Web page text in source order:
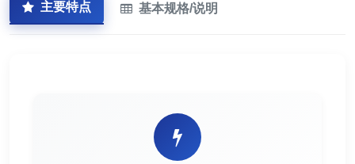
主要特点 基本规格/说明